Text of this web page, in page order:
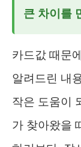
큰 차이를
카드값 때문
알려드린 내
작은 도움이
가 찾아왔을